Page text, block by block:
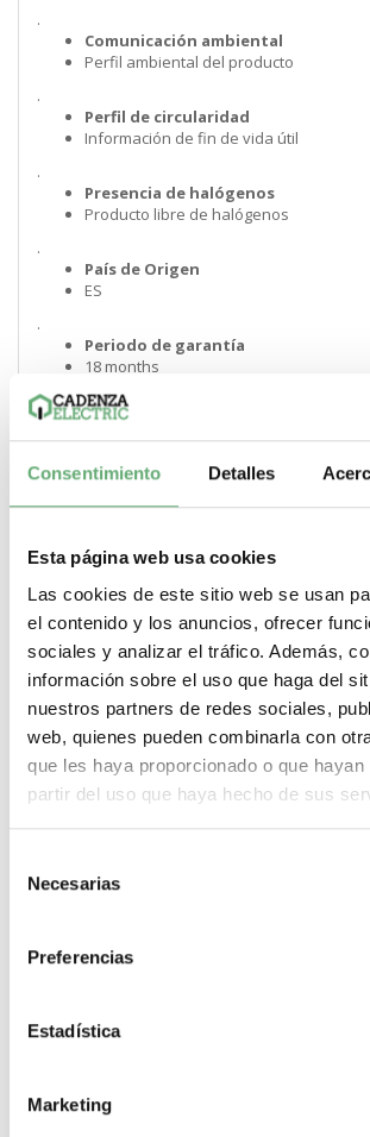
Consentimiento Detalles
Esta página web usa cookies
Las cookies de este sitio web se usan
el contenido y los anuncios, ofrecer
sociales y analizar el tráfico. Además,
información sobre el uso que haga del
nuestros partners de redes sociales,
web, quienes pueden combinarla con
que les haya proporcionado o que hayan
partir del uso que haya hecho de sus
Necesarias
Preferencias
Estadística
Marketing
.
Comunicación ambiental
Perfil ambiental del producto
.
Perfil de circularidad
Información de fin de vida útil
.
Presencia de halógenos
Producto libre de halógenos
.
País de Origen
ES
.
Periodo de garantía
18 months
Compartir en Facebook
TECHO P IP30 ANCHO=800MM,
8638
8638 | Prisma P | Prisma | Techo | Schneider Electric TECHO